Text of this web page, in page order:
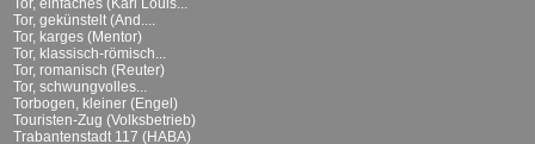
Tor, einfaches (Karl Louis...
Tor, gekünstelt (And....
Tor, karges (Mentor)
Tor, klassisch-römisch...
Tor, romanisch (Reuter)
Tor, schwungvolles...
Torbogen, kleiner (Engel)
Touristen-Zug (Volksbetrieb)
Trabantenstadt 117 (HABA)